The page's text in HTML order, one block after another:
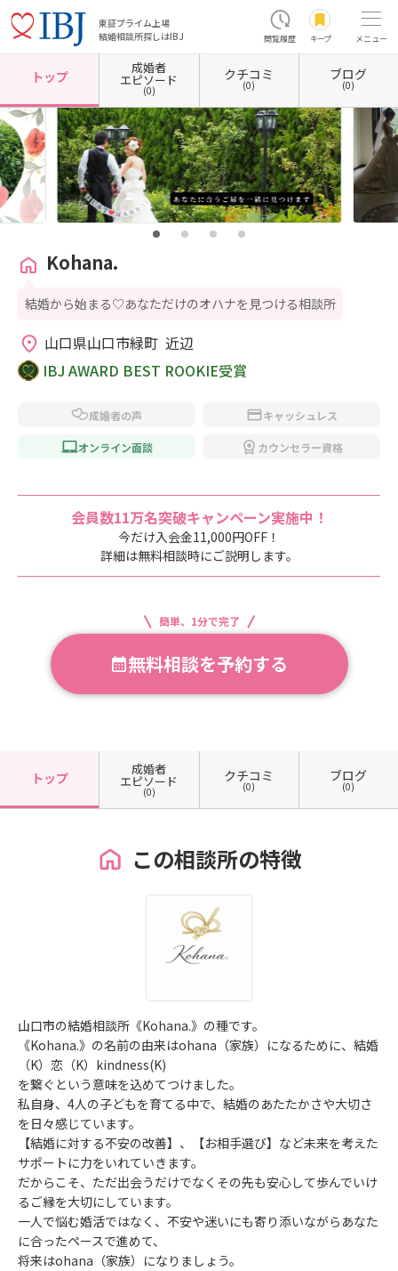
東証プライム上場
結婚相談所探しはIBJ
閲覧履歴 キープ メニュー
ホーム 山口県の結婚相談所 山口県山口市 Kohana.
トップ
成婚者
エピソード
(0)
クチコミ
(0)
ブログ
(0)
Kohana.
結婚から始まる♡あなただけのオハナを見つける相談所
山口県山口市緑町  近辺
IBJ AWARD BEST ROOKIE受賞
成婚者の声 キャッシュレス
オンライン面談 カウンセラー資格
会員数11万名突破キャンペーン実施中！
今だけ入会金11,000円OFF！
詳細は無料相談時にご説明します。
簡単、1分で完了
無料相談を予約する
トップ
成婚者
エピソード
(0)
クチコミ
(0)
ブログ
(0)
この相談所の特徴
山口市の結婚相談所《Kohana.》の種です。
《Kohana.》の名前の由来はohana（家族）になるために、結婚
（K）恋（K）kindness(K)
を繋ぐという意味を込めてつけました。
私自身、4人の子どもを育てる中で、結婚のあたたかさや大切さ
を日々感じています。
【結婚に対する不安の改善】、【お相手選び】など未来を考えた
サポートに力をいれていきます。
だからこそ、ただ出会うだけでなくその先も安心して歩んでいけ
るご縁を大切にしています。
一人で悩む婚活ではなく、不安や迷いにも寄り添いながらあなた
に合ったペースで進めて、
将来はohana（家族）になりましょう。